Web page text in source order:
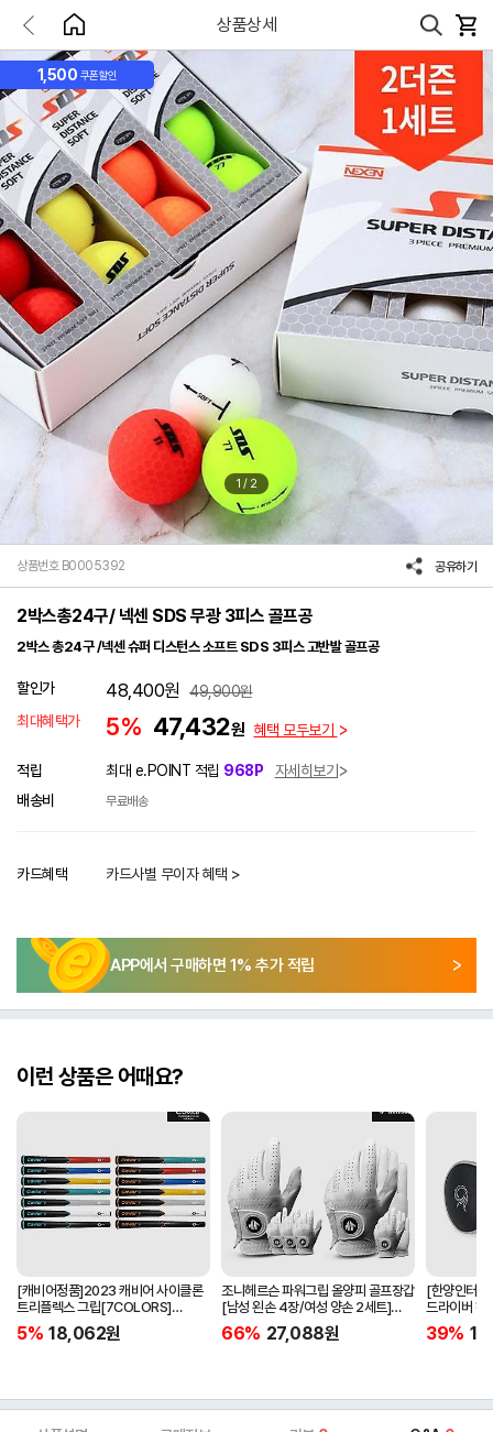
상품상세
1,500 쿠폰할인
1 / 2
상품번호 B0005392 공유하기
2박스총24구/ 넥센 SDS 무광 3피스 골프공
2박스 총24구 /넥센 슈퍼 디스턴스 소프트 SDS 3피스 고반발 골프공
할인가 48,400원 49,900원
최대혜택가
5% 47,432원 혜택 모두보기
적립 최대 e.POINT 적립 968P
자세히보기
배송비
무료배송
카드혜택 카드사별 무이자 혜택 >
APP에서 구매하면 1% 추가 적립
이런 상품은 어때요?
[캐비어정품]2023 캐비어 사이클론
트리플렉스 그립[7COLORS]
[라운드][39g/42g/46g/50g]
[R/S 토크]
5% 18,062원
조니헤르슨 파워그립 올양피 골프장갑
[남성 왼손 4장/여성 양손 2세트]
[화이트][케이스포함]
66% 27,088원
[한양인터
드라이버 헤
[HD-302]
39%